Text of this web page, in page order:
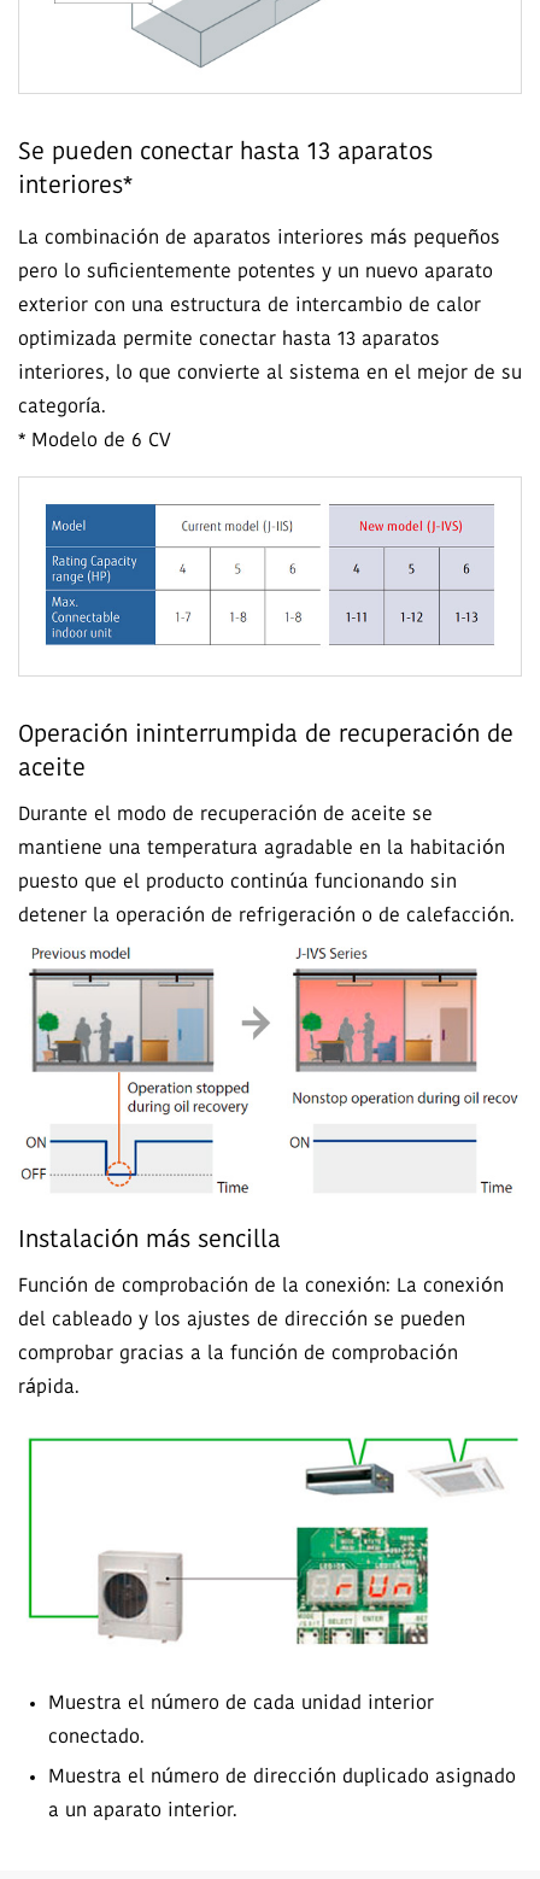
Se pueden conectar hasta 13 aparatos
interiores*
La combinación de aparatos interiores más pequeños
pero lo suficientemente potentes y un nuevo aparato
exterior con una estructura de intercambio de calor
optimizada permite conectar hasta 13 aparatos
interiores, lo que convierte al sistema en el mejor de su
categoría.
* Modelo de 6 CV
Operación ininterrumpida de recuperación de
aceite
Durante el modo de recuperación de aceite se
mantiene una temperatura agradable en la habitación
puesto que el producto continúa funcionando sin
detener la operación de refrigeración o de calefacción.
Instalación más sencilla
Función de comprobación de la conexión: La conexión
del cableado y los ajustes de dirección se pueden
comprobar gracias a la función de comprobación
rápida.
Muestra el número de cada unidad interior
conectado.
Muestra el número de dirección duplicado asignado
a un aparato interior.